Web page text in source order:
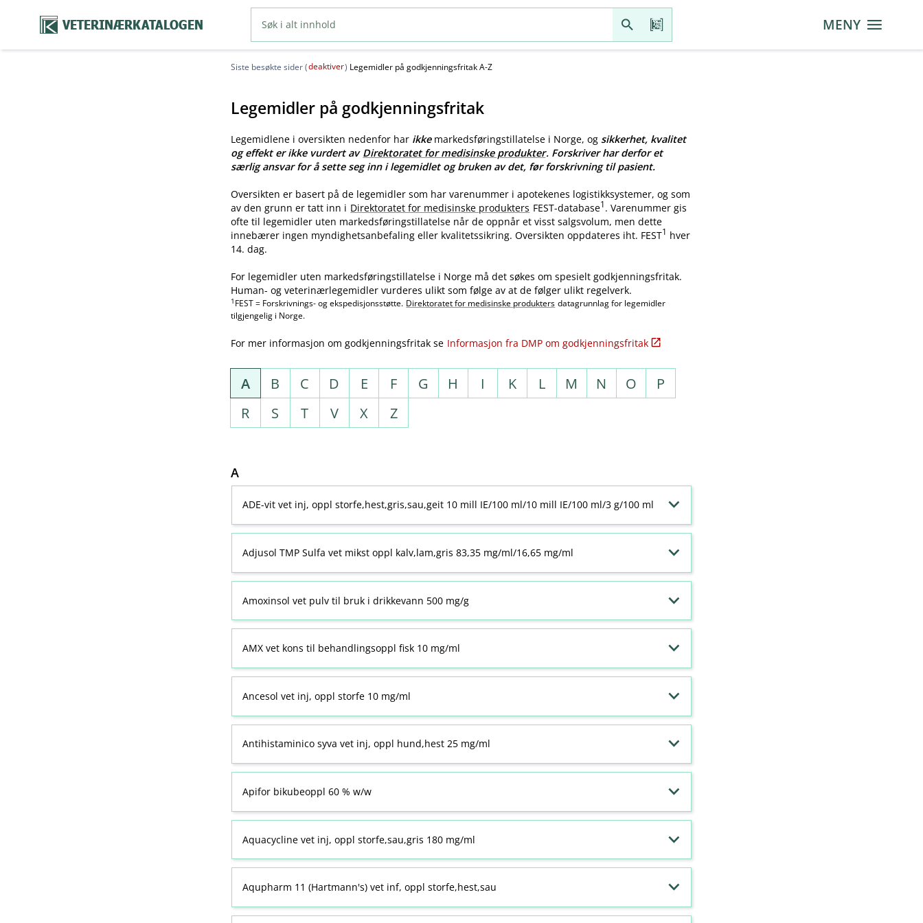
VETERINÆRKATALOGEN MENY
Siste besøkte sider (deaktiver) Legemidler på godkjenningsfritak A-Z
Legemidler på godkjenningsfritak
Legemidlene i oversikten nedenfor har ikkemarkedsføringstillatelse i Norge, og sikkerhet, kvalitet
og effekt er ikke vurdert av Direktoratet for medisinske produkter. Forskriver har derfor et
særlig ansvar for å sette seg inn i legemidlet og bruken av det, før forskrivning til pasient.
Oversikten er basert på de legemidler som har varenummer i apotekenes logistikksystemer, og som
av den grunn er tatt inn i Direktoratet for medisinske produkters FEST-database1. Varenummer gis
ofte til legemidler uten markedsføringstillatelse når de oppnår et visst salgsvolum, men dette
innebærer ingen myndighetsanbefaling eller kvalitetssikring. Oversikten oppdateres iht. FEST1 hver
14. dag.
For legemidler uten markedsføringstillatelse i Norge må det søkes om spesielt godkjenningsfritak.
Human- og veterinærlegemidler vurderes ulikt som følge av at de følger ulikt regelverk.
1 FEST = Forskrivnings- og ekspedisjonsstøtte. Direktoratet for medisinske produkters datagrunnlag for legemidler
tilgjengelig i Norge.
For mer informasjon om godkjenningsfritak se Informasjon fra DMP om godkjenningsfritak
A B C D E F G H I K L M N O
P
R
S T V X Z
A
ADE-vit vet inj, oppl storfe,hest,gris,sau,geit 10 mill IE/100 ml/10 mill IE/100 ml/3 g/100 ml
Adjusol TMP Sulfa vet mikst oppl kalv,lam,gris 83,35 mg/ml/16,65 mg/ml
Amoxinsol vet pulv til bruk i drikkevann 500 mg/g
AMX vet kons til behandlingsoppl fisk 10 mg/ml
Ancesol vet inj, oppl storfe 10 mg/ml
Antihistaminico syva vet inj, oppl hund,hest 25 mg/ml
Apifor bikubeoppl 60 % w​/​w
Aquacycline vet inj, oppl storfe,sau,gris 180 mg/ml
Aqupharm 11 (Hartmann's) vet inf, oppl storfe,hest,sau